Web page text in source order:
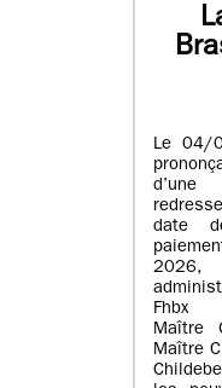
Le 04/
date
Fhbx
Maître
Maître